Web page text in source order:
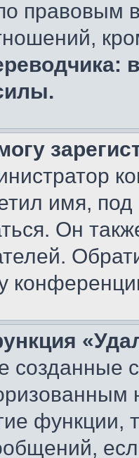
правовым
имя,
Он
созданные
функции,